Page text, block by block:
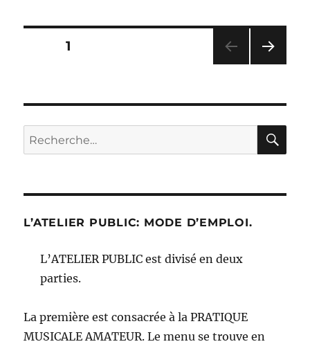
Pagination
publications
PAGE1
ANT
E
Recherche
pour :
L’ATELIER PUBLIC: MODE D’EMPLOI.
L’ATELIER PUBLIC est divisé en deux
parties.
La première est consacrée à la PRATIQUE
MUSICALE AMATEUR. Le menu se trouve en